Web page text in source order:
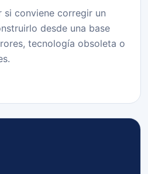
conviene corregir un
desde una base
tecnología obsoleta o